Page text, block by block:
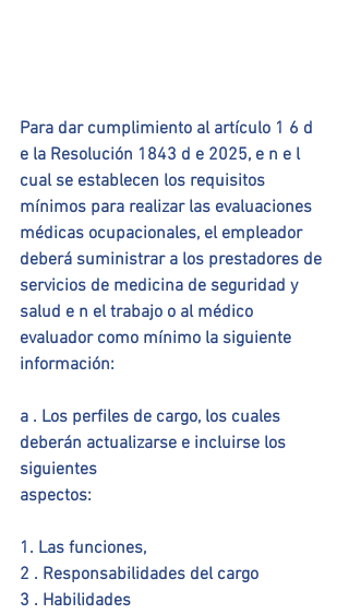
Para dar cumplimiento al artículo 1 6 d
e la Resolución 1843 d e 2025, e n e l
cual se establecen los requisitos
mínimos para realizar las evaluaciones
médicas ocupacionales, el empleador
deberá suministrar a los prestadores de
servicios de medicina de seguridad y
salud e n el trabajo o al médico
evaluador como mínimo la siguiente
información:
a . Los perfiles de cargo, los cuales
deberán actualizarse e incluirse los
siguientes
aspectos:
1. Las funciones,
2 . Responsabilidades del cargo
3 . Habilidades